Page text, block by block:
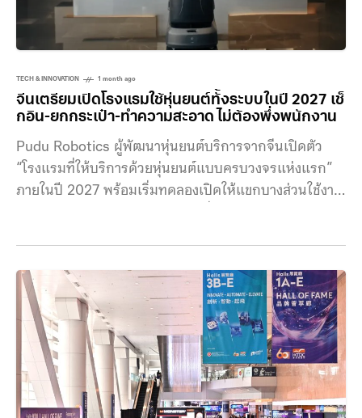
TECH & INNOVATION 1 month ago
จีนเตรียมเปิดโรงแรมใช้หุ่นยนต์ทั้งระบบในปี 2027 เช็
กอิน-ยกกระเป๋า-ทำความสะอาด ไม่ต้องพึ่งพนักงาน
Pudu Robotics ผู้พัฒนาหุ่นยนต์บริการจากจีนเปิดตัว
“โรงแรมที่ให้บริการด้วยหุ่นยนต์แบบครบวงจรแห่งแรก”
ภายในปี 2027 พร้อมเริ่มทดลองเปิดให้แขกบางส่วนใช้งาน
แบบครบวงจร ตั้งแต่เช็กอิน รับกระเป๋า ส่งอาหาร ไปจนถึง
ทำความสะอาดห้องพัก โดยมี AI เป็นผู้ประสานการทำงาน
ทั้งหมด โรงแรมแห่งนี้จะตั้งอยู่บน เกาะเทียมตะวันตก
(West Artificial Island) ซึ่งเชื่อมต่อกับสะพาน เซินเจิ้น-
จงซาน ในมณฑลกวางตุ้ง หนึ่งในโครงการโครงสร้างพื้น
ฐานขนาดใหญ่ของจีน และอยู่ในพื้นที่ที่ได้รับการผลักดันให้
เป็นศูนย์กลางเทคโนโลยีและหุ่นยนต์แห่งใหม่ ตั้งแต่เช็กอิน